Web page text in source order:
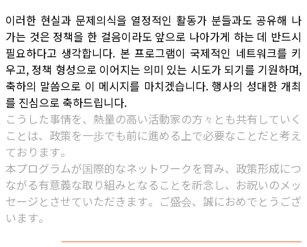
이러한 현실과 문제의식을 열정적인 활동가 분들과도 공유해 나
가는 것은 정책을 한 걸음이라도 앞으로 나아가게 하는 데 반드시
필요하다고 생각합니다. 본 프로그램이 국제적인 네트워크를 키
우고, 정책 형성으로 이어지는 의미 있는 시도가 되기를 기원하며,
축하의 말씀으로 이 메시지를 마치겠습니다. 행사의 성대한 개최
를 진심으로 축하드립니다.
こうした事情を、熱量の高い活動家の方々とも共有していく
ことは、政策を一歩でも前に進める上で必要なことだと考え
ております。
本プログラムが国際的なネットワークを育み、政策形成につ
ながる有意義な取り組みとなることを祈念し、お祝いのメッ
セージとさせていただきます。ご盛会、誠におめでとうござ
います。